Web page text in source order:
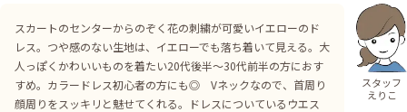
スカートのセンターからのぞく花の刺繍が可愛いイエローのド
レス。つや感のない生地は、イエローでも落ち着いて見える。大
人っぽくかわいいものを着たい20代後半～30代前半の方におす
すめ。カラードレス初心者の方にも◎ Vネックなので、首周り
顔周りをスッキリと魅せてくれる。ドレスについているウエス
スタッフ
えりこ